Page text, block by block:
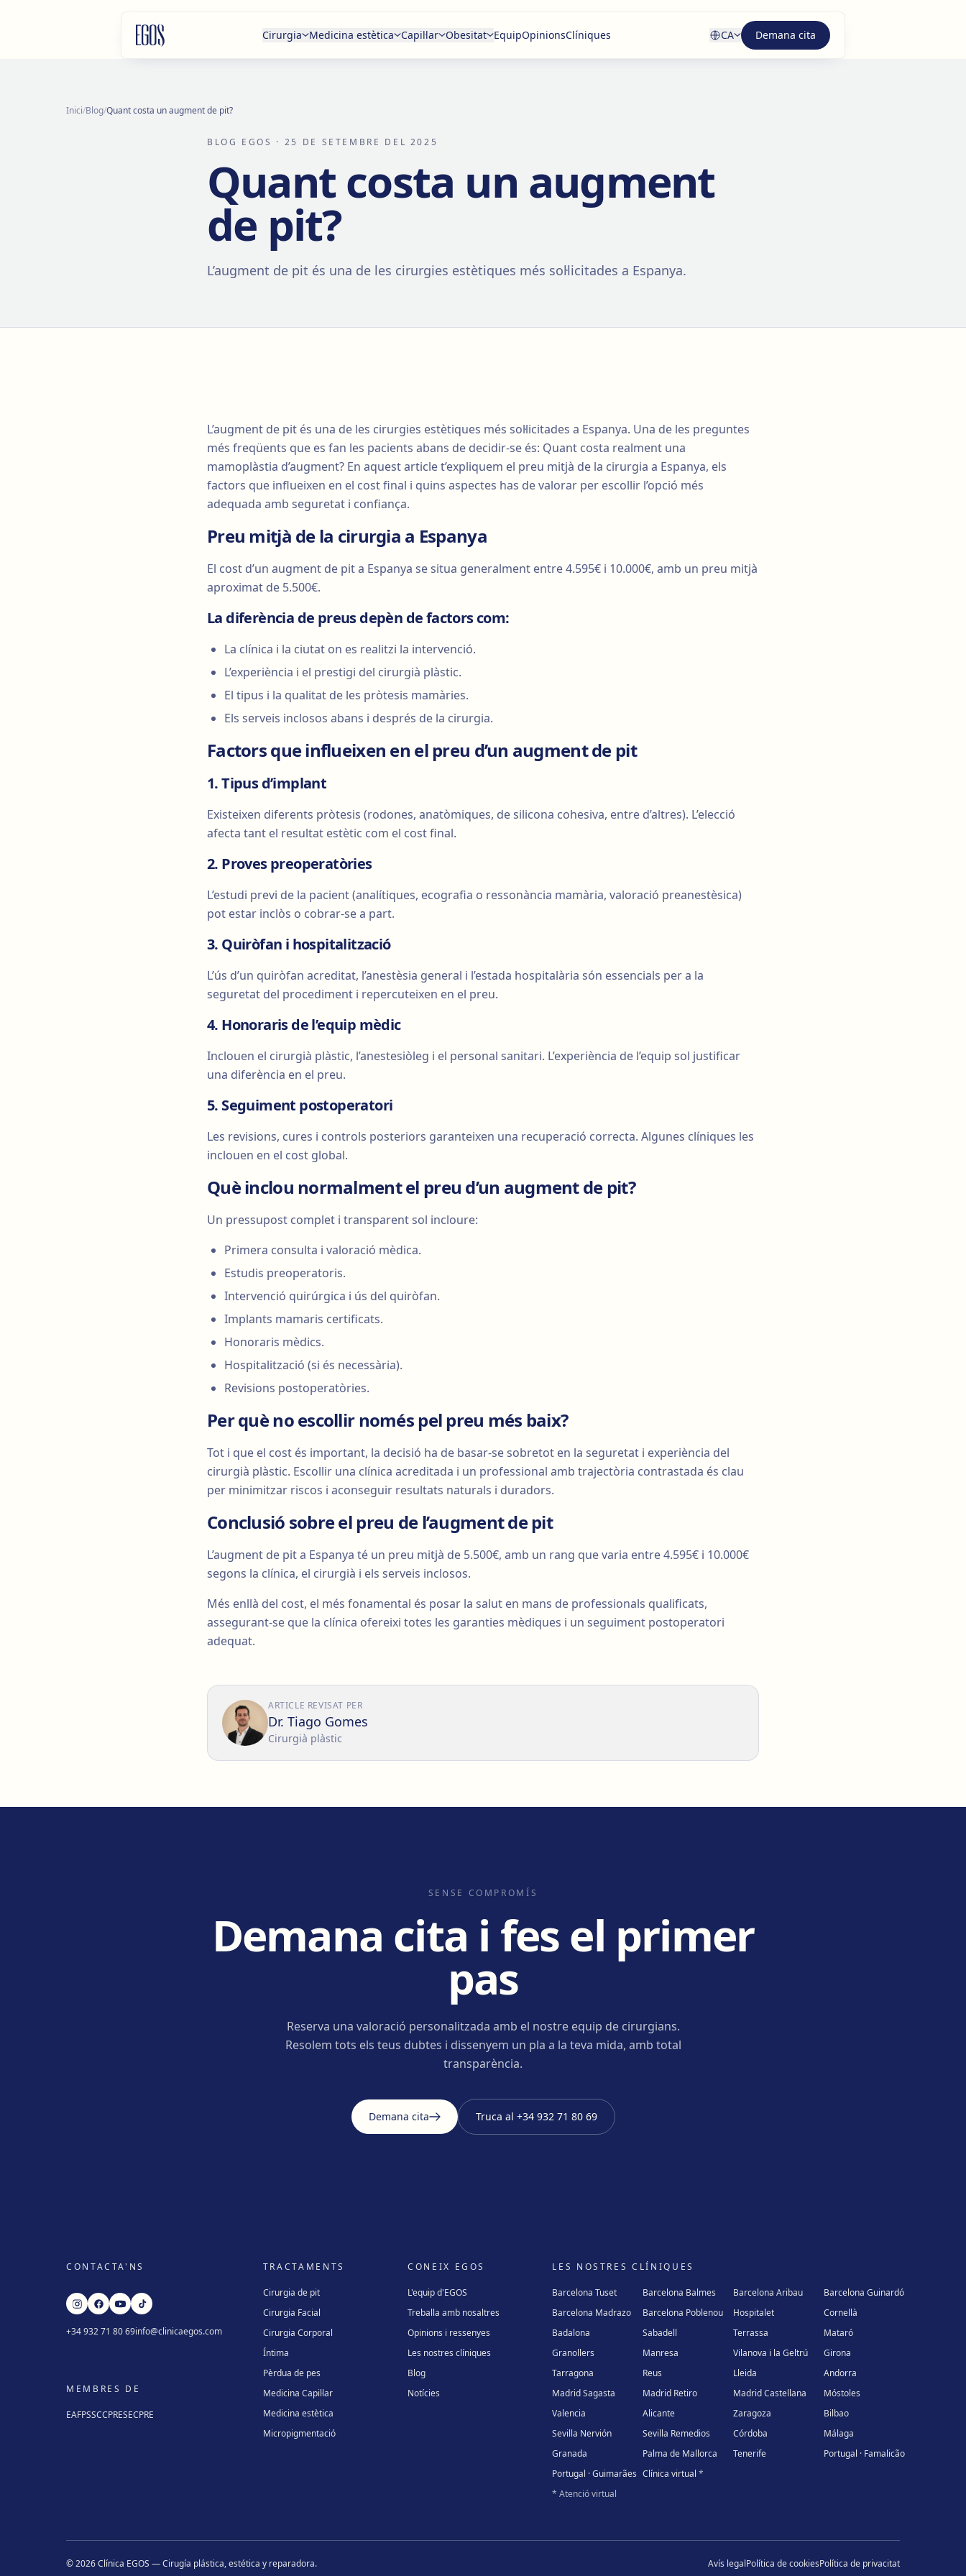
Cirurgia Medicina estètica Capil·lar Obesitat EquipOpinionsClíniques CA Demana cita
Inici/Blog/Quant costa un augment de pit?
BLOG EGOS · 25 DE SETEMBRE DEL 2025
Quant costa un augment
de pit?
L’augment de pit és una de les cirurgies estètiques més sol·licitades a Espanya.
L’augment de pit és una de les cirurgies estètiques més sol·licitades a Espanya. Una de les preguntes
més freqüents que es fan les pacients abans de decidir-se és: Quant costa realment una
mamoplàstia d’augment? En aquest article t’expliquem el preu mitjà de la cirurgia a Espanya, els
factors que influeixen en el cost final i quins aspectes has de valorar per escollir l’opció més
adequada amb seguretat i confiança.
Preu mitjà de la cirurgia a Espanya
El cost d’un augment de pit a Espanya se situa generalment entre 4.595€ i 10.000€, amb un preu mitjà
aproximat de 5.500€.
La diferència de preus depèn de factors com:
La clínica i la ciutat on es realitzi la intervenció.
L’experiència i el prestigi del cirurgià plàstic.
El tipus i la qualitat de les pròtesis mamàries.
Els serveis inclosos abans i després de la cirurgia.
Factors que influeixen en el preu d’un augment de pit
1. Tipus d’implant
Existeixen diferents pròtesis (rodones, anatòmiques, de silicona cohesiva, entre d’altres). L’elecció
afecta tant el resultat estètic com el cost final.
2. Proves preoperatòries
L’estudi previ de la pacient (analítiques, ecografia o ressonància mamària, valoració preanestèsica)
pot estar inclòs o cobrar-se a part.
3. Quiròfan i hospitalització
L’ús d’un quiròfan acreditat, l’anestèsia general i l’estada hospitalària són essencials per a la
seguretat del procediment i repercuteixen en el preu.
4. Honoraris de l’equip mèdic
Inclouen el cirurgià plàstic, l’anestesiòleg i el personal sanitari. L’experiència de l’equip sol justificar
una diferència en el preu.
5. Seguiment postoperatori
Les revisions, cures i controls posteriors garanteixen una recuperació correcta. Algunes clíniques les
inclouen en el cost global.
Què inclou normalment el preu d’un augment de pit?
Un pressupost complet i transparent sol incloure:
Primera consulta i valoració mèdica.
Estudis preoperatoris.
Intervenció quirúrgica i ús del quiròfan.
Implants mamaris certificats.
Honoraris mèdics.
Hospitalització (si és necessària).
Revisions postoperatòries.
Per què no escollir només pel preu més baix?
Tot i que el cost és important, la decisió ha de basar-se sobretot en la seguretat i experiència del
cirurgià plàstic. Escollir una clínica acreditada i un professional amb trajectòria contrastada és clau
per minimitzar riscos i aconseguir resultats naturals i duradors.
Conclusió sobre el preu de l’augment de pit
L’augment de pit a Espanya té un preu mitjà de 5.500€, amb un rang que varia entre 4.595€ i 10.000€
segons la clínica, el cirurgià i els serveis inclosos.
Més enllà del cost, el més fonamental és posar la salut en mans de professionals qualificats,
assegurant-se que la clínica ofereixi totes les garanties mèdiques i un seguiment postoperatori
adequat.
ARTICLE REVISAT PER
Dr. Tiago Gomes
Cirurgià plàstic
SENSE COMPROMÍS
Demana cita i fes el primer
pas
Reserva una valoració personalitzada amb el nostre equip de cirurgians.
Resolem tots els teus dubtes i dissenyem un pla a la teva mida, amb total
transparència.
Demana cita Truca al +34 932 71 80 69
CONTACTA'NS
+34 932 71 80 69info@clinicaegos.com
MEMBRES DE
EAFPSSCCPRESECPRE
TRACTAMENTS
Cirurgia de pit
Cirurgia Facial
Cirurgia Corporal
Íntima
Pèrdua de pes
Medicina Capil·lar
Medicina estètica
Micropigmentació
CONEIX EGOS
L'equip d'EGOS
Treballa amb nosaltres
Opinions i ressenyes
Les nostres clíniques
Blog
Notícies
LES NOSTRES CLÍNIQUES
Barcelona Tuset Barcelona Balmes Barcelona Aribau
Barcelona Guinardó
Barcelona Madrazo
Barcelona Poblenou Hospitalet
Cornellà
Badalona
Sabadell Terrassa
Mataró
Granollers
Manresa Vilanova i la Geltrú
Girona
Tarragona
Reus Lleida
Andorra
Madrid Sagasta
Madrid Retiro Madrid Castellana
Móstoles
Valencia
Alicante Zaragoza
Bilbao
Sevilla Nervión
Sevilla Remedios Córdoba
Málaga
Granada
Palma de Mallorca Tenerife
Portugal · Famalicão
Portugal · Guimarães Clínica virtual *
* Atenció virtual
©2026Clínica EGOS — Cirugía plástica, estética y reparadora. Avís legalPolítica de cookiesPolítica de privacitat